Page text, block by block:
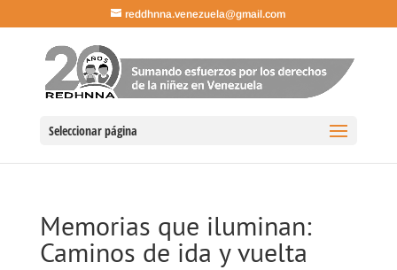
reddhnna.venezuela@gmail.com
Seleccionar página
Memorias que iluminan:
Caminos de ida y vuelta